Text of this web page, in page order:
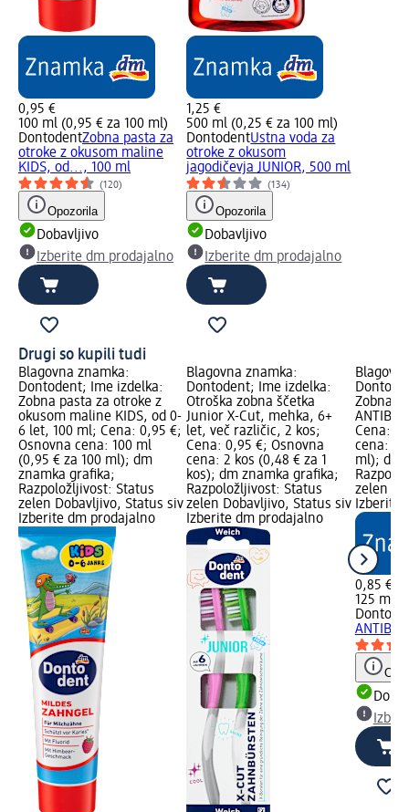
0,95 €
100 ml (0,95 € za 100 ml)
DontodentZobna pasta za
otroke z okusom maline
KIDS, od..., 100 ml
(120)
Opozorila
Dobavljivo
Izberite dm prodajalno
1,25 €
500 ml (0,25 € za 100 ml)
DontodentUstna voda za
otroke z okusom
jagodičevja JUNIOR, 500 ml
(134)
Opozorila
Dobavljivo
Izberite dm prodajalno
Drugi so kupili tudi
Blagovna znamka:
Dontodent; Ime izdelka:
Zobna pasta za otroke z
okusom maline KIDS, od 0-
6 let, 100 ml; Cena: 0,95 €;
Osnovna cena: 100 ml
(0,95 € za 100 ml); dm
znamka grafika;
Razpoložljivost: Status
zelen Dobavljivo, Status siv
Izberite dm prodajalno
Blagovna znamka:
Dontodent; Ime izdelka:
Otroška zobna ščetka
Junior X-Cut, mehka, 6+
let, več različic, 2 kos;
Cena: 0,95 €; Osnovna
cena: 2 kos (0,48 € za 1
kos); dm znamka grafika;
Razpoložljivost: Status
zelen Dobavljivo, Status siv
Izberite dm prodajalno
Zobna
Cena:
cena:
ml); dm
zelen
Izberite
0,85 €
125 ml